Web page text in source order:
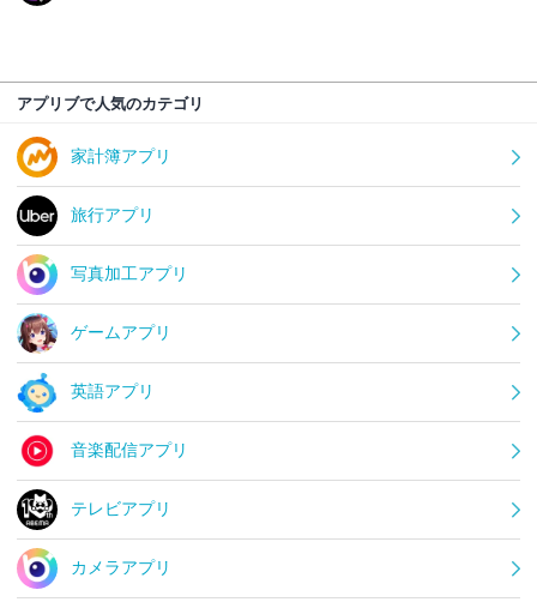
アプリブで人気のカテゴリ
家計簿アプリ
旅行アプリ
写真加工アプリ
ゲームアプリ
英語アプリ
音楽配信アプリ
テレビアプリ
カメラアプリ